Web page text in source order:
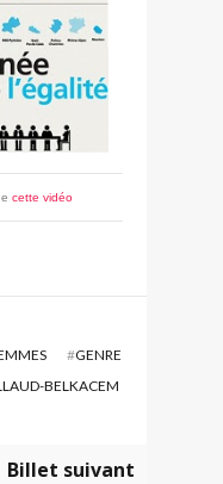
cette vidéo
#GENRE
BELKACEM
Billet suivant